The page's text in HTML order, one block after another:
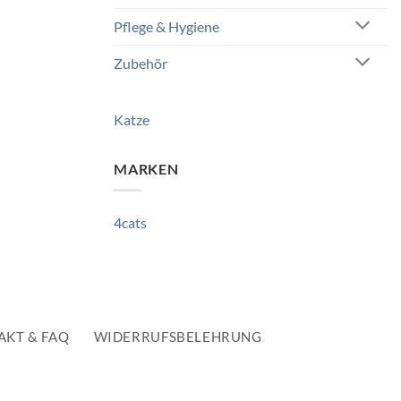
Pflege & Hygiene
Zubehör
Katze
MARKEN
4cats
& FAQ WIDERRUFSBELEHRUNG